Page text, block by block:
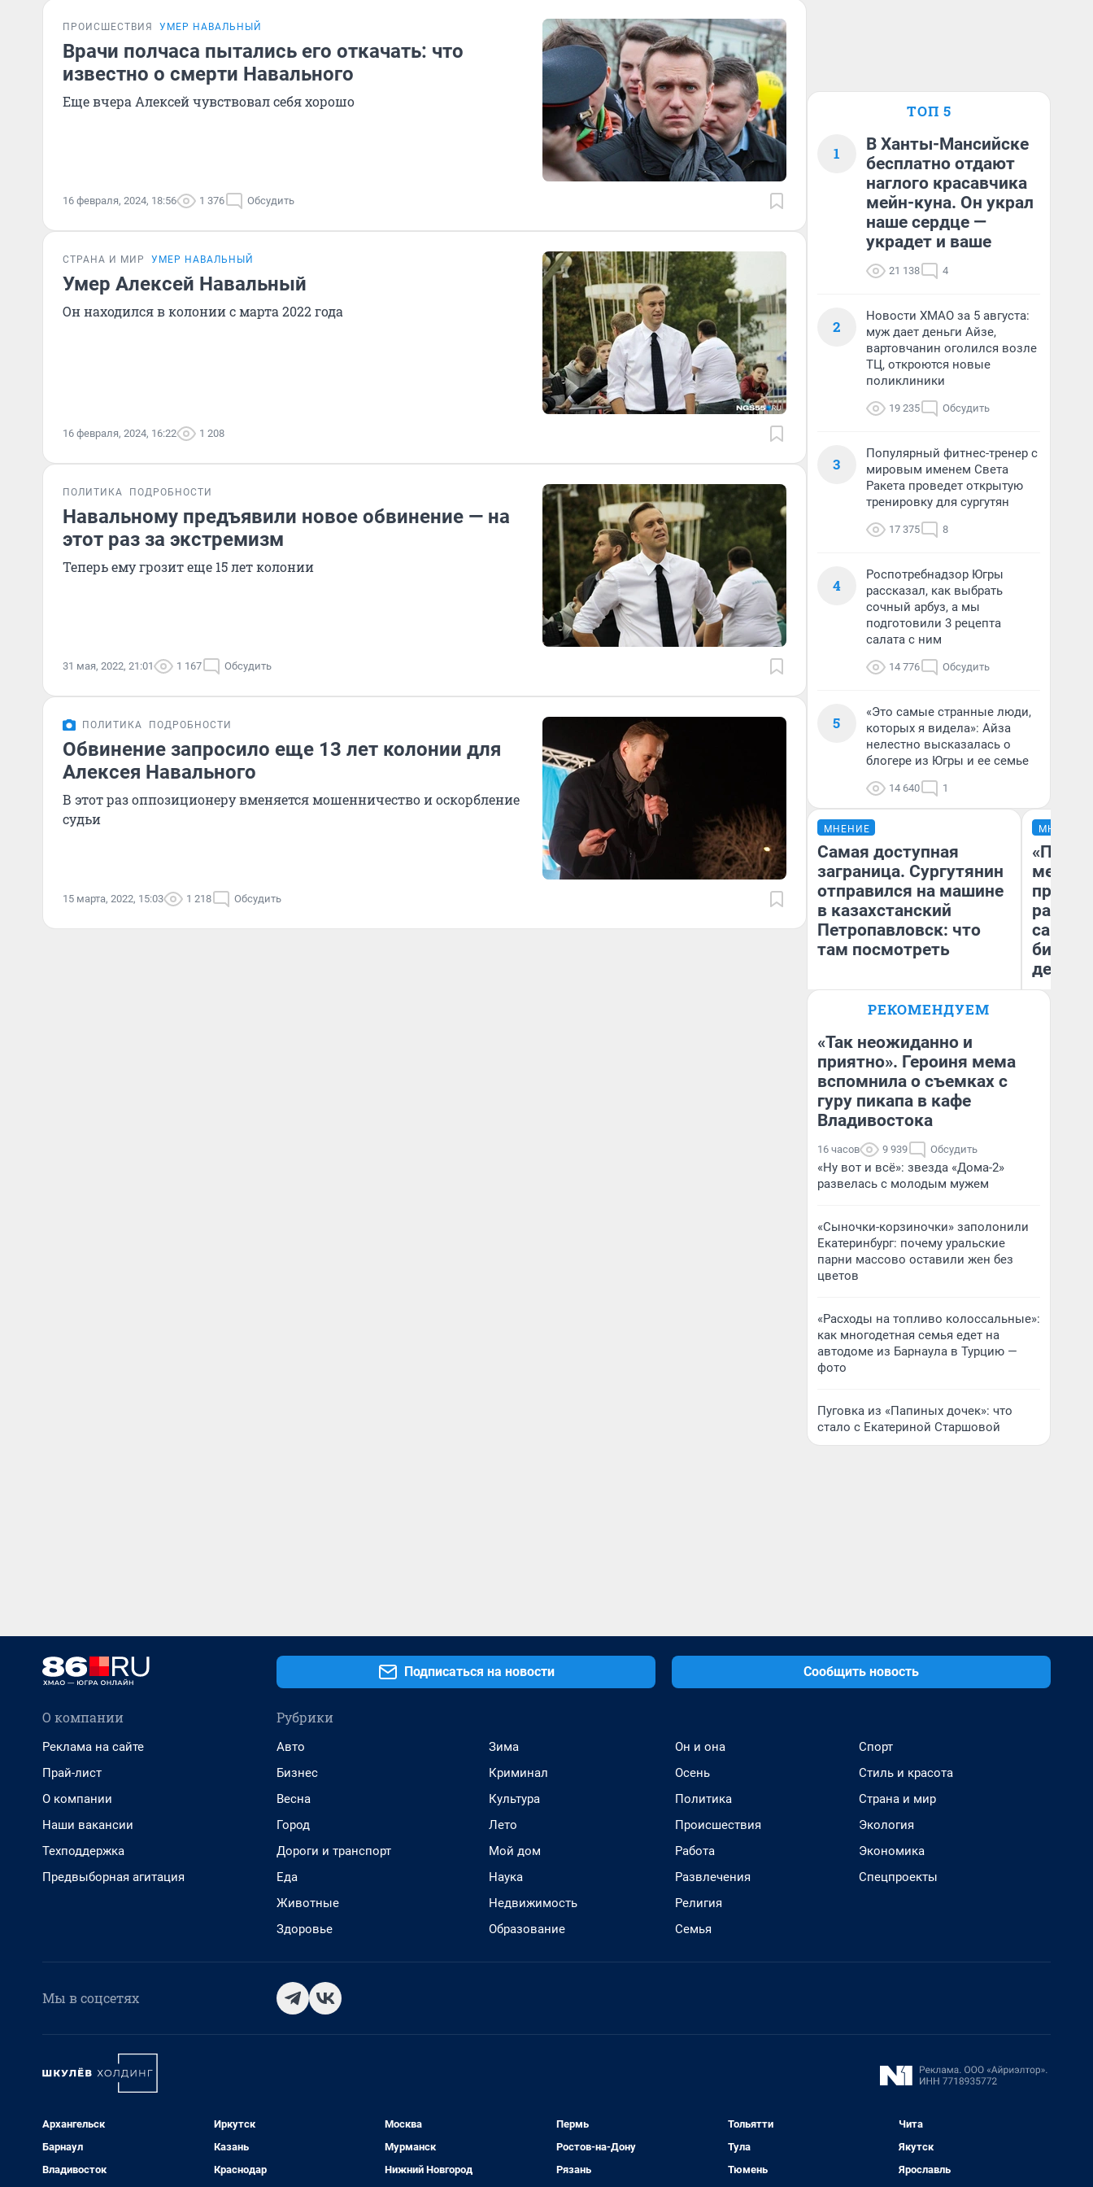
ПРОИСШЕСТВИЯ УМЕР НАВАЛЬНЫЙ
Врачи полчаса пытались его откачать: что
известно о смерти Навального
Еще вчера Алексей чувствовал себя хорошо
16 февраля, 2024, 18:56 1 376 Обсудить
СТРАНА И МИР УМЕР НАВАЛЬНЫЙ
Умер Алексей Навальный
Он находился в колонии с марта 2022 года
16 февраля, 2024, 16:22 1 208
ПОЛИТИКА ПОДРОБНОСТИ
Навальному предъявили новое обвинение — на
этот раз за экстремизм
Теперь ему грозит еще 15 лет колонии
31 мая, 2022, 21:01 1 167 Обсудить
ПОЛИТИКА ПОДРОБНОСТИ
Обвинение запросило еще 13 лет колонии для
Алексея Навального
В этот раз оппозиционеру вменяется мошенничество и оскорбление
судьи
15 марта, 2022, 15:03 1 218 Обсудить
ТОП 5
1
В Ханты-Мансийске
бесплатно отдают
наглого красавчика
мейн-куна. Он украл
наше сердце —
украдет и ваше
21 138 4
2
Новости ХМАО за 5 августа:
муж дает деньги Айзе,
вартовчанин оголился возле
ТЦ, откроются новые
поликлиники
19 235 Обсудить
3
Популярный фитнес-тренер с
мировым именем Света
Ракета проведет открытую
тренировку для сургутян
17 375 8
4
Роспотребнадзор Югры
рассказал, как выбрать
сочный арбуз, а мы
подготовили 3 рецепта
салата с ним
14 776 Обсудить
5
«Это самые странные люди,
которых я видела»: Айза
нелестно высказалась о
блогере из Югры и ее семье
14 640 1
МНЕНИЕ
Самая доступная
заграница. Сургутянин
отправился на машине
в казахстанский
Петропавловск: что
там посмотреть
Анатолий Кузнецов
МНЕНИЕ
самом
РЕКОМЕНДУЕМ
«Так неожиданно и
приятно». Героиня мема
вспомнила о съемках с
гуру пикапа в кафе
Владивостока
16 часов 9 939 Обсудить
«Ну вот и всё»: звезда «Дома-2»
развелась с молодым мужем
«Сыночки-корзиночки» заполонили
Екатеринбург: почему уральские
парни массово оставили жен без
цветов
«Расходы на топливо колоссальные»:
как многодетная семья едет на
автодоме из Барнаула в Турцию —
фото
Пуговка из «Папиных дочек»: что
стало с Екатериной Старшовой
Подписаться на новости Сообщить новость
О компании
Реклама на сайте
Прай-лист
О компании
Наши вакансии
Техподдержка
Предвыборная агитация
Рубрики
Авто
Бизнес
Весна
Город
Дороги и транспорт
Еда
Животные
Здоровье
Зима
Криминал
Культура
Лето
Мой дом
Наука
Недвижимость
Образование
Он и она
Осень
Политика
Происшествия
Работа
Развлечения
Религия
Семья
Спорт
Стиль и красота
Страна и мир
Экология
Экономика
Спецпроекты
Мы в соцсетях
Архангельск
Барнаул
Владивосток
Иркутск
Казань
Краснодар
Москва
Мурманск
Нижний Новгород
Пермь
Ростов-на-Дону
Рязань
Тольятти
Тула
Тюмень
Чита
Якутск
Ярославль